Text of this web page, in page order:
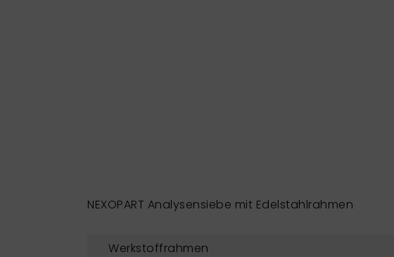
NEXOPART Analysensiebe mit Edelstahlrahmen
Werkstoffrahmen